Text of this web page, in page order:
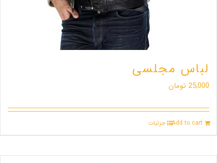
لباس مجلسی
25,000 تومان
Add to cart جزئیات